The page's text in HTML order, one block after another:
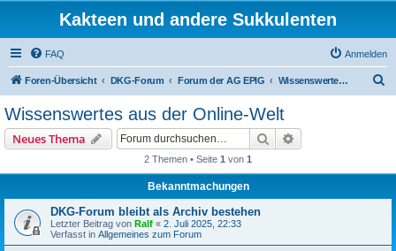
Kakteen und andere Sukkulenten
FAQ Anmelden
Foren-Übersicht DKG-Forum Forum der AG EPIG Wissenswertes aus der Online-Welt
Wissenswertes aus der Online-Welt
Neues Thema Suche
2 Themen • Seite 1 von 1
Bekanntmachungen
DKG-Forum bleibt als Archiv bestehen
Letzter Beitrag von Ralf « 2. Juli 2025, 22:33
Verfasst in Allgemeines zum Forum